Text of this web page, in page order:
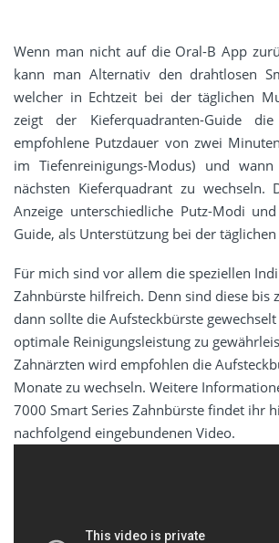
Wenn man nicht auf die Oral-B App
kann man Alternativ den drahtlosen
welcher in Echtzeit bei der täglichen
zeigt der Kieferquadranten-Guide
empfohlene Putzdauer von zwei
im Tiefenreinigungs-Modus) und
nächsten Kieferquadrant zu wechseln.
Anzeige unterschiedliche Putz-Modi
Guide, als Unterstützung bei der
Für mich sind vor allem die speziellen
Zahnbürste hilfreich. Denn sind diese bis
dann sollte die Aufsteckbürste
optimale Reinigungsleistung zu
Zahnärzten wird empfohlen die
Monate zu wechseln. Weitere
7000 Smart Series Zahnbürste findet ihr
nachfolgend eingebundenen Video.